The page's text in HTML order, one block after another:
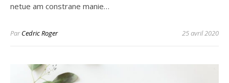
netue am constrane manie…
ParCedric Roger 25 avril 2020